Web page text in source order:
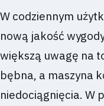
W codziennym
nową jakość
większą uwagę na
bębna, a maszyna
niedociągnięcia. W